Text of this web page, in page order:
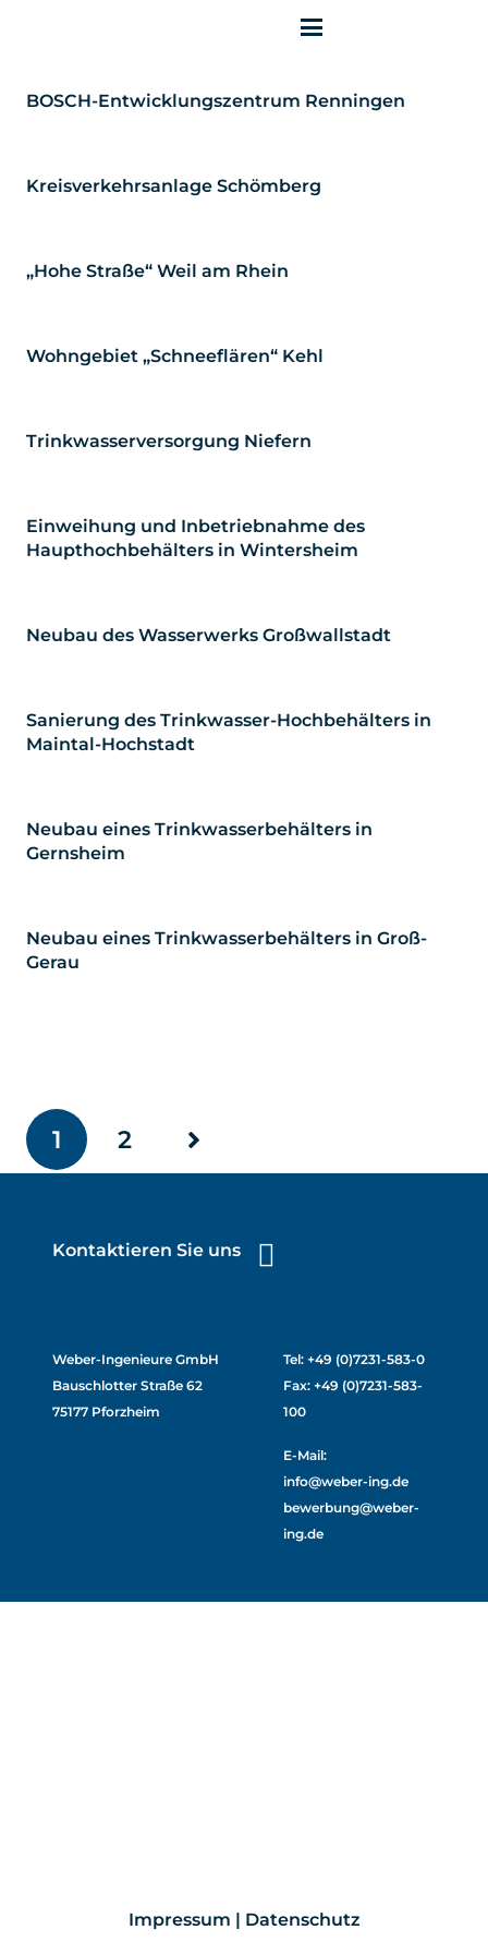
BOSCH-Entwicklungszentrum Renningen
Kreisverkehrsanlage Schömberg
„Hohe Straße“ Weil am Rhein
Wohngebiet „Schneeflären“ Kehl
Trinkwasserversorgung Niefern
Einweihung und Inbetriebnahme des
Haupthochbehälters in Wintersheim
Neubau des Wasserwerks Großwallstadt
Sanierung des Trinkwasser-Hochbehälters in
Maintal-Hochstadt
Neubau eines Trinkwasserbehälters in
Gernsheim
Neubau eines Trinkwasserbehälters in Groß-
Gerau
1 2
Kontaktieren Sie uns
Weber-Ingenieure GmbH
Bauschlotter Straße 62
75177 Pforzheim
Tel: +49 (0)7231-583-0
Fax: +49 (0)7231-583-
100
E-Mail:
info@weber-ing.de
bewerbung@weber-
ing.de
Impressum | Datenschutz